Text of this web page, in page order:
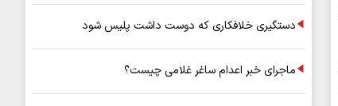
دستگیری خلافکاری که دوست داشت پلیس شود
ماجرای خبر اعدام ساغر غلامی چیست؟